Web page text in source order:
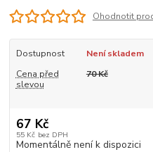
Ohodnotit
Dostupnost
Není skladem
Cena před
slevou
70 Kč
67 Kč
55 Kč bez DPH
Momentálně není k dispozici